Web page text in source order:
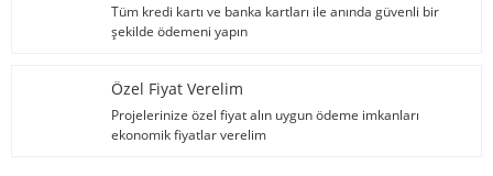
Tüm kredi kartı ve banka kartları ile anında güvenli bir
şekilde ödemeni yapın
Özel Fiyat Verelim
Projelerinize özel fiyat alın uygun ödeme imkanları
ekonomik fiyatlar verelim